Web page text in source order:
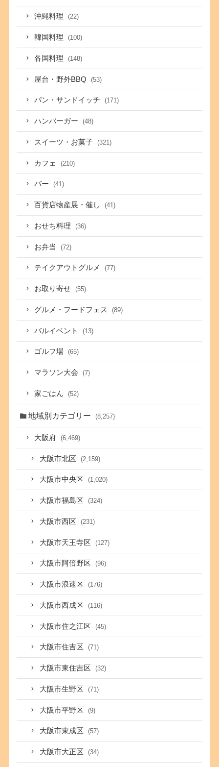
沖縄料理 (22)
韓国料理 (100)
各国料理 (148)
屋台・野外BBQ (53)
パン・サンドイッチ (171)
ハンバーガー (48)
スイーツ・お菓子 (321)
カフェ (210)
バー (41)
百貨店物産展・催し (41)
おせち料理 (36)
お弁当 (72)
テイクアウトグルメ (77)
お取り寄せ (55)
グルメ・フードフェス (89)
バルイベント (13)
ゴルフ場 (65)
マラソン大会 (7)
家ごはん (52)
地域別カテゴリー (8,257)
大阪府 (6,469)
大阪市北区 (2,159)
大阪市中央区 (1,020)
大阪市福島区 (324)
大阪市西区 (231)
大阪市天王寺区 (127)
大阪市阿倍野区 (96)
大阪市浪速区 (176)
大阪市西成区 (116)
大阪市住之江区 (45)
大阪市住吉区 (71)
大阪市東住吉区 (32)
大阪市生野区 (71)
大阪市平野区 (9)
大阪市東成区 (57)
大阪市大正区 (34)